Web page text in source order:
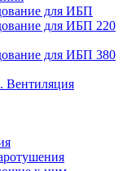
для ИБП
для ИБП 220
для ИБП 380
Вентиляция